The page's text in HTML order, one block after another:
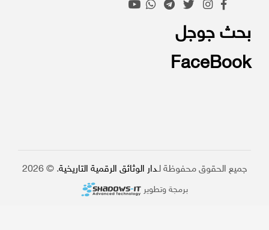
بحث جوجل
FaceBook
جميع الحقوق محفوظة لـ دار الوثائق الرقمية التاريخية. © 2026
برمجة وتطوير